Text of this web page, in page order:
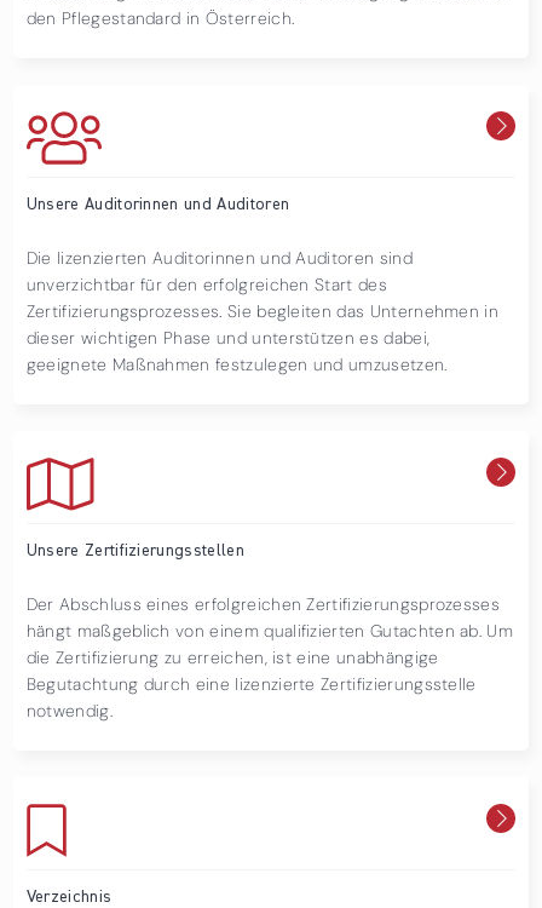
den Pflegestandard in Österreich.
Unsere Auditorinnen und Auditoren
Die lizenzierten Auditorinnen und Auditoren sind
unverzichtbar für den erfolgreichen Start des
Zertifizierungsprozesses. Sie begleiten das Unternehmen in
dieser wichtigen Phase und unterstützen es dabei,
geeignete Maßnahmen festzulegen und umzusetzen.
Unsere Zertifizierungsstellen
Der Abschluss eines erfolgreichen Zertifizierungsprozesses
hängt maßgeblich von einem qualifizierten Gutachten ab. Um
die Zertifizierung zu erreichen, ist eine unabhängige
Begutachtung durch eine lizenzierte Zertifizierungsstelle
notwendig.
Verzeichnis